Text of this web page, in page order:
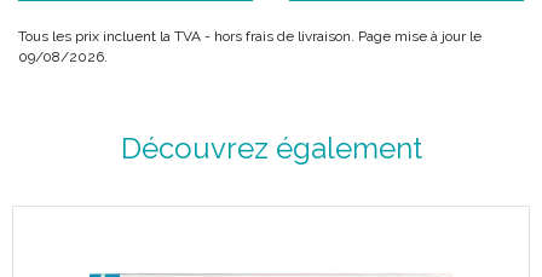
Tous les prix incluent la TVA - hors frais de livraison. Page mise à jour le
09/08/2026.
Découvrez également